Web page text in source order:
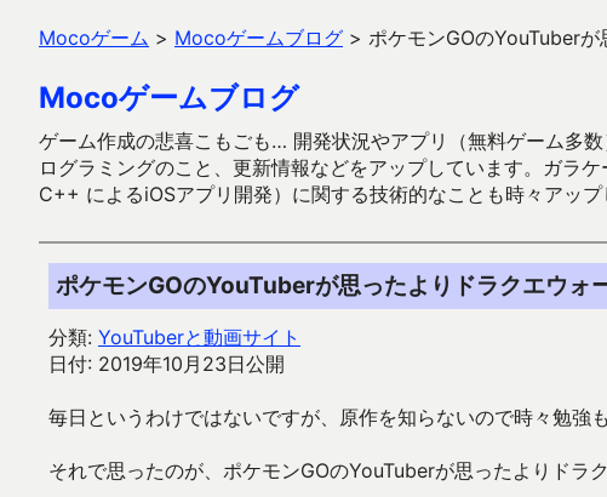
Mocoゲーム > Mocoゲームブログ > ポケモンGOのYouTuber
Mocoゲームブログ
ゲーム作成の悲喜こもごも… 開発状況やアプリ（無料ゲーム多
ログラミングのこと、更新情報などをアップしています。ガ
C++ によるiOSアプリ開発）に関する技術的なことも時々アップ
ポケモンGOのYouTuberが思ったよりドラクエウォ
分類: YouTuberと動画サイト
日付: 2019年10月23日公開
毎日というわけではないですが、原作を知らないので時々勉強
それで思ったのが、ポケモンGOのYouTuberが思ったよりドラ